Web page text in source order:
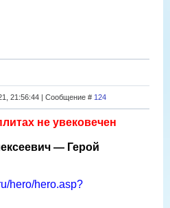
21:56:44 | Сообщение # 124
не увековечен
— Герой
hero/hero.asp?